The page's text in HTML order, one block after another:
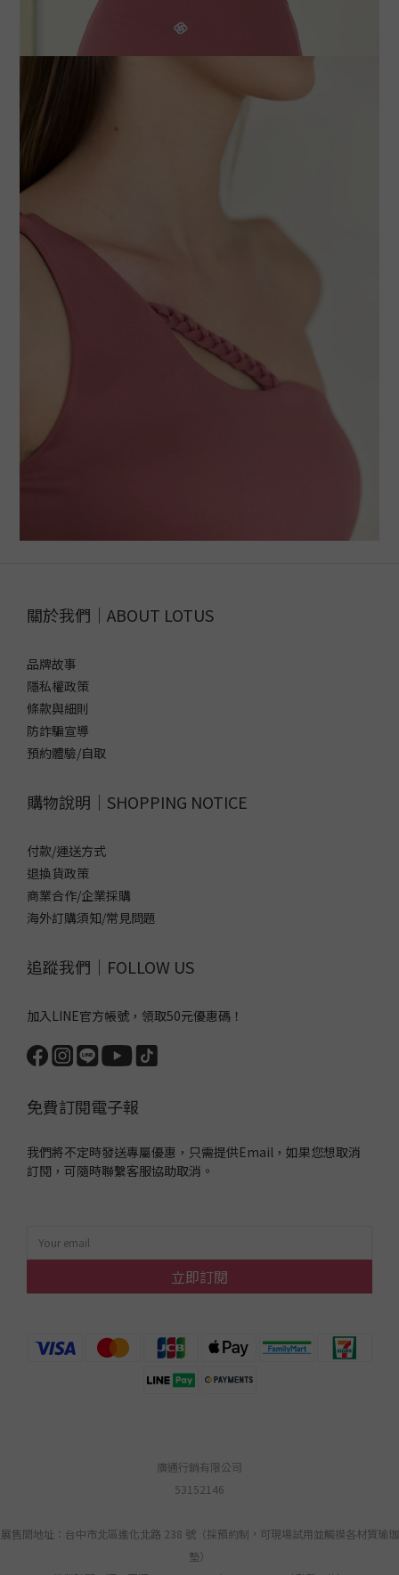
關於我們｜ABOUT LOTUS
品牌故事
隱私權政策
條款與細則
防詐騙宣導
預約體驗/自取
購物說明｜SHOPPING NOTICE
付款/運送方式
退換貨政策
商業合作/企業採購
海外訂購須知/常見問題
追蹤我們｜FOLLOW US
加入LINE官方帳號，領取50元優惠碼！
免費訂閱電子報
我們將不定時發送專屬優惠，只需提供Email，如果您想取消
訂閱，可隨時聯繫客服協助取消。
立即訂閱
廣通行銷有限公司
53152146
展售間地址：台中市北區進化北路 238 號（採預約制，可現場試用並觸摸各材質瑜珈
墊）